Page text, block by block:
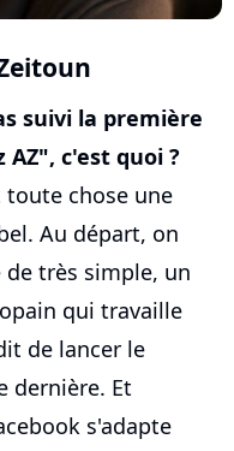
suivi la première
AZ", c'est quoi ?
toute chose une
Au départ, on
très simple, un
qui travaille
de lancer le
dernière. Et
s'adapte